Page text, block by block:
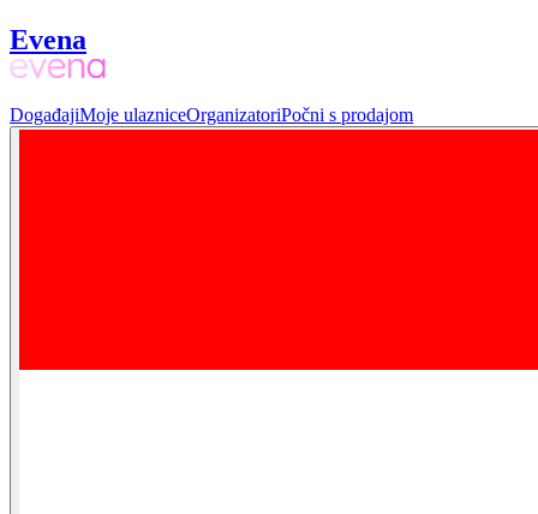
Evena
DogađajiMoje ulazniceOrganizatoriPočni s prodajom